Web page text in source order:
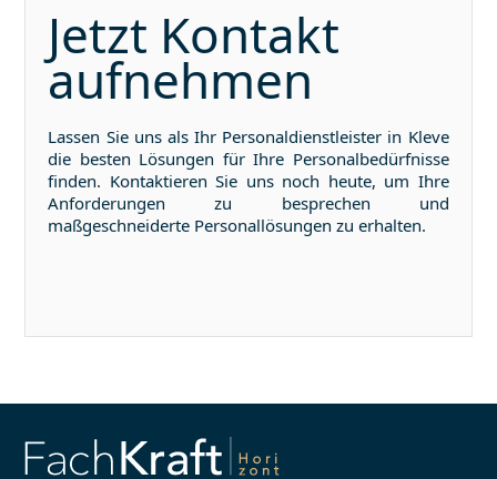
Jetzt Kontakt
aufnehmen
Lassen Sie uns als Ihr Personaldienstleister in Kleve
die besten Lösungen für Ihre Personalbedürfnisse
finden. Kontaktieren Sie uns noch heute, um Ihre
Anforderungen zu besprechen und
maßgeschneiderte Personallösungen zu erhalten.